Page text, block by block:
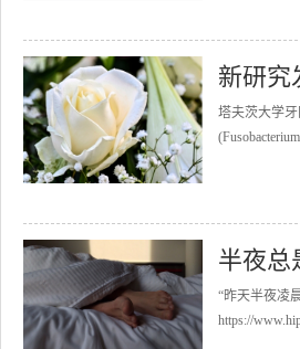
新研究
塔夫茨大学
半夜总
“昨天半夜凌
https://